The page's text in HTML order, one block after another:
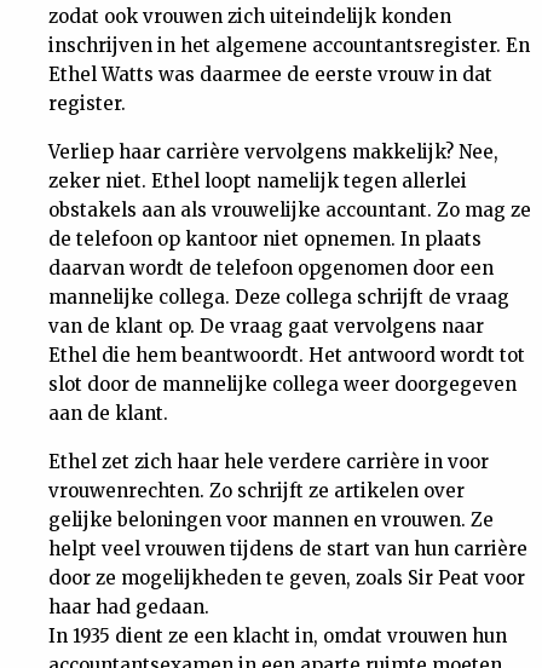
zodat ook vrouwen zich uiteindelijk konden
inschrijven in het algemene accountantsregister. En
Ethel Watts was daarmee de eerste vrouw in dat
register.
Verliep haar carrière vervolgens makkelijk? Nee,
zeker niet. Ethel loopt namelijk tegen allerlei
obstakels aan als vrouwelijke accountant. Zo mag ze
de telefoon op kantoor niet opnemen. In plaats
daarvan wordt de telefoon opgenomen door een
mannelijke collega. Deze collega schrijft de vraag
van de klant op. De vraag gaat vervolgens naar
Ethel die hem beantwoordt. Het antwoord wordt tot
slot door de mannelijke collega weer doorgegeven
aan de klant.
Ethel zet zich haar hele verdere carrière in voor
vrouwenrechten. Zo schrijft ze artikelen over
gelijke beloningen voor mannen en vrouwen. Ze
helpt veel vrouwen tijdens de start van hun carrière
door ze mogelijkheden te geven, zoals Sir Peat voor
haar had gedaan.
In 1935 dient ze een klacht in, omdat vrouwen hun